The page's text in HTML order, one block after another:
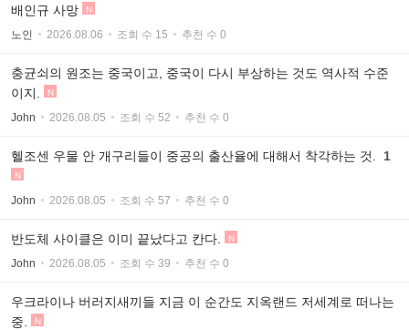
배인규 사망 N
노인 2026.08.06 조회 수 15 추천 수 0
충균쇠의 원조는 중국이고, 중국이 다시 부상하는 것도 역사적 수준
이지.
N
John 2026.08.05 조회 수 52 추천 수 0
헬조센 우물 안 개구리들이 중공의 출산율에 대해서 착각하는 것. 1
N
John 2026.08.05 조회 수 57 추천 수 0
반도체 사이클은 이미 끝났다고 칸다. N
John 2026.08.05 조회 수 39 추천 수 0
우크라이나 버러지새끼들 지금 이 순간도 지옥랜드 저세계로 떠나는
중.
N